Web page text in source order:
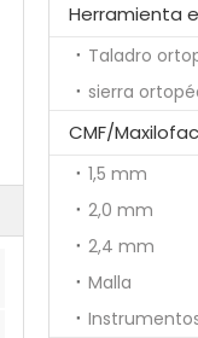
Herramienta
Taladro
sierra
CMF/
1,5 mm
2,0 mm
2,4 mm
Malla